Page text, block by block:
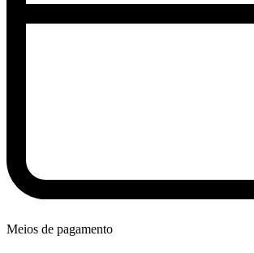
Meios de pagamento